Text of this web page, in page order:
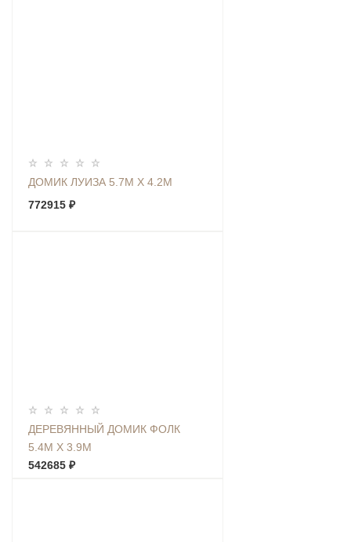
ДОМИК ЛУИЗА 5.7М Х 4.2М
772915 ₽
ДЕРЕВЯННЫЙ ДОМИК ФОЛК
5.4М Х 3.9М
542685 ₽